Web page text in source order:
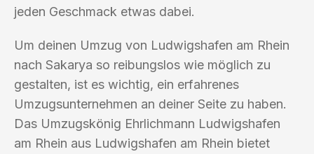
jeden Geschmack etwas dabei.
Um deinen Umzug von Ludwigshafen am Rhein
nach Sakarya so reibungslos wie möglich zu
gestalten, ist es wichtig, ein erfahrenes
Umzugsunternehmen an deiner Seite zu haben.
Das Umzugskönig Ehrlichmann Ludwigshafen
am Rhein aus Ludwigshafen am Rhein bietet